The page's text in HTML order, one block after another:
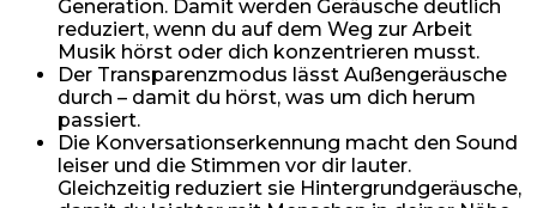
Generation. Damit werden Geräusche deutlich
reduziert, wenn du auf dem Weg zur Arbeit
Musik hörst oder dich konzentrieren musst.
Der Transparenzmodus lässt Außengeräusche
durch – damit du hörst, was um dich herum
passiert.
Die Konversationserkennung macht den Sound
leiser und die Stimmen vor dir lauter.
Gleichzeitig reduziert sie Hintergrundgeräusche,